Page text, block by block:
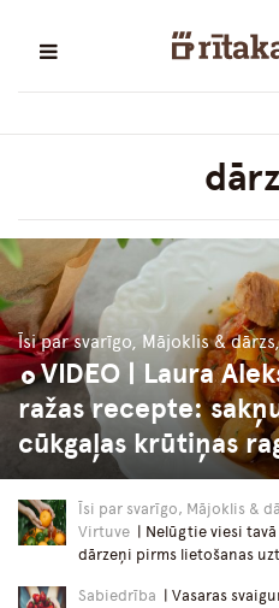
Īsi par svarīgo, Mājoklis &
VIDEO | Laura
ražas recepte:
cūkgaļas krūtiņas
Īsi par svarīgo, Mājoklis &
Virtuve | Nelūgtie viesi
dārzeņi pirms lietošanas
Sabiedrība | Vasaras